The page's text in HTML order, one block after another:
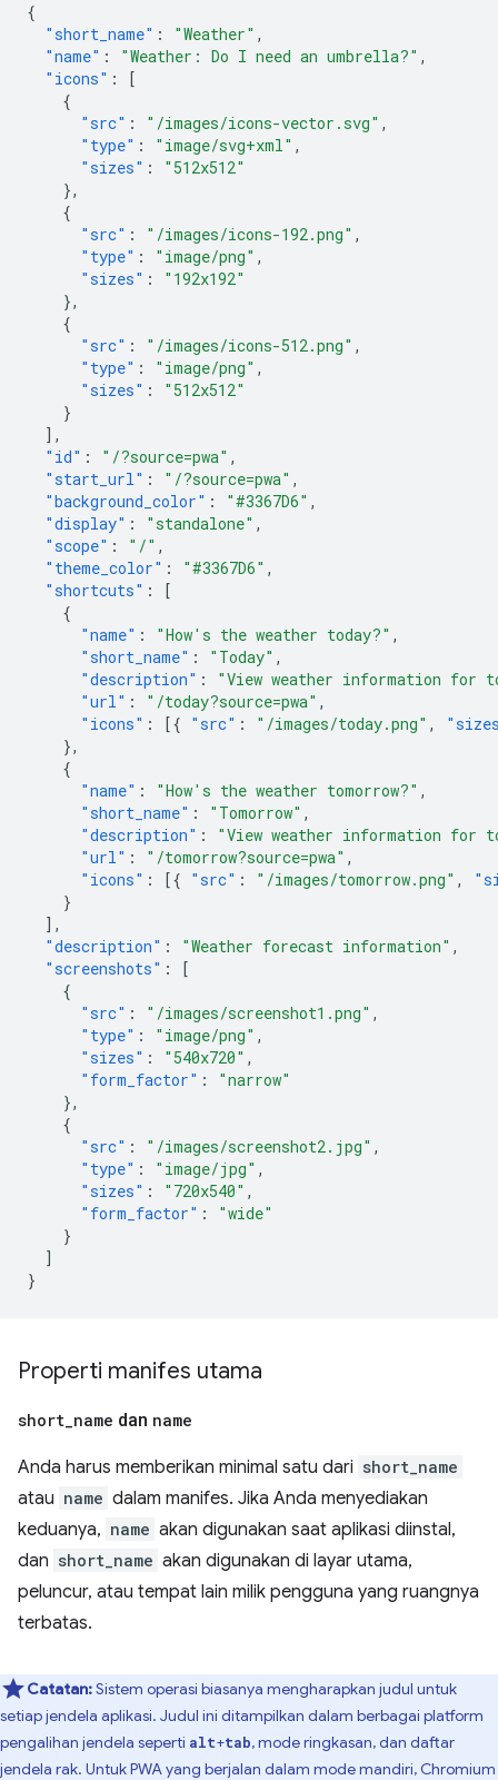
{
"short_name" : "Weather" ,
"name" : "Weather: Do I need an umbrella?" ,
"icons" :
[
{
"src" : "/images/icons-vector.svg" ,
"type" : "image/svg+xml" ,
"sizes" :
"512x512"
},
{
"src" : "/images/icons-192.png" ,
"type" : "image/png" ,
"sizes" :
"192x192"
},
{
"src" : "/images/icons-512.png" ,
"type" : "image/png" ,
"sizes" :
"512x512"
}
],
"id" : "/?source=pwa" ,
"start_url" : "/?source=pwa" ,
"background_color" : "#3367D6" ,
"display" : "standalone" ,
"scope" : "/" ,
"theme_color" : "#3367D6" ,
"shortcuts" :
[
{
"name" : "How's the weather today?" ,
"short_name" : "Today" ,
"description" :
"View weather information for
"url" : "/today?source=pwa" ,
"icons" : [{ "src" : "/images/today.png" ,
},
{
"name" : "How's the weather tomorrow?" ,
"short_name" : "Tomorrow" ,
"description" :
"View weather information for
"url" : "/tomorrow?source=pwa" ,
"icons" : [{ "src" : "/images/tomorrow.png" ,
}
],
"description" : "Weather forecast information" ,
"screenshots" :
[
{
"src" : "/images/screenshot1.png" ,
"type" : "image/png" ,
"sizes" : "540x720" ,
"form_factor" :
"narrow"
},
{
"src" : "/images/screenshot2.jpg" ,
"type" : "image/jpg" ,
"sizes" : "720x540" ,
"form_factor" :
"wide"
}
]
}
Properti manifes utama
short_name dan name
Anda harus memberikan minimal satu dari short_name
atau name dalam manifes. Jika Anda menyediakan
keduanya, name akan digunakan saat aplikasi diinstal,
dan short_name akan digunakan di layar utama,
peluncur, atau tempat lain milik pengguna yang ruangnya
terbatas.
Catatan:Sistem operasi biasanya mengharapkan judul untuk
setiap jendela aplikasi. Judul ini ditampilkan dalam berbagai platform
pengalihan jendela seperti alt+tab, mode ringkasan, dan daftar
jendela rak. Untuk PWA yang berjalan dalam mode mandiri, Chromium